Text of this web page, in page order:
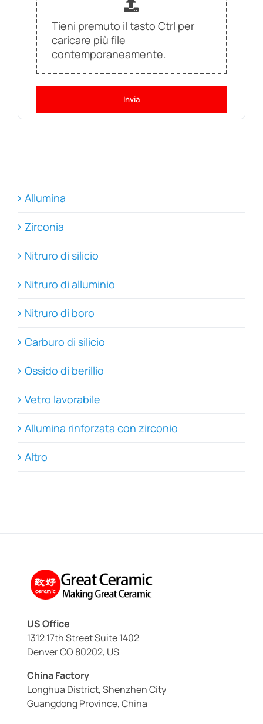
Tieni premuto il tasto Ctrl per
caricare più file
contemporaneamente.
Invia
Allumina
Zirconia
Nitruro di silicio
Nitruro di alluminio
Nitruro di boro
Carburo di silicio
Ossido di berillio
Vetro lavorabile
Allumina rinforzata con zirconio
Altro
US Office
1312 17th Street Suite 1402
Denver CO 80202, US
China Factory
Longhua District, Shenzhen City
Guangdong Province, China